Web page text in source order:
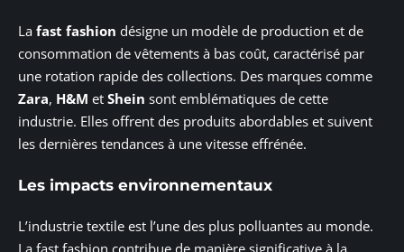
La fast fashion désigne un modèle de production et de
consommation de vêtements à bas coût, caractérisé par
une rotation rapide des collections. Des marques comme
Zara, H&M et Shein sont emblématiques de cette
industrie. Elles offrent des produits abordables et suivent
les dernières tendances à une vitesse effrénée.
Les impacts environnementaux
L’industrie textile est l’une des plus polluantes au monde.